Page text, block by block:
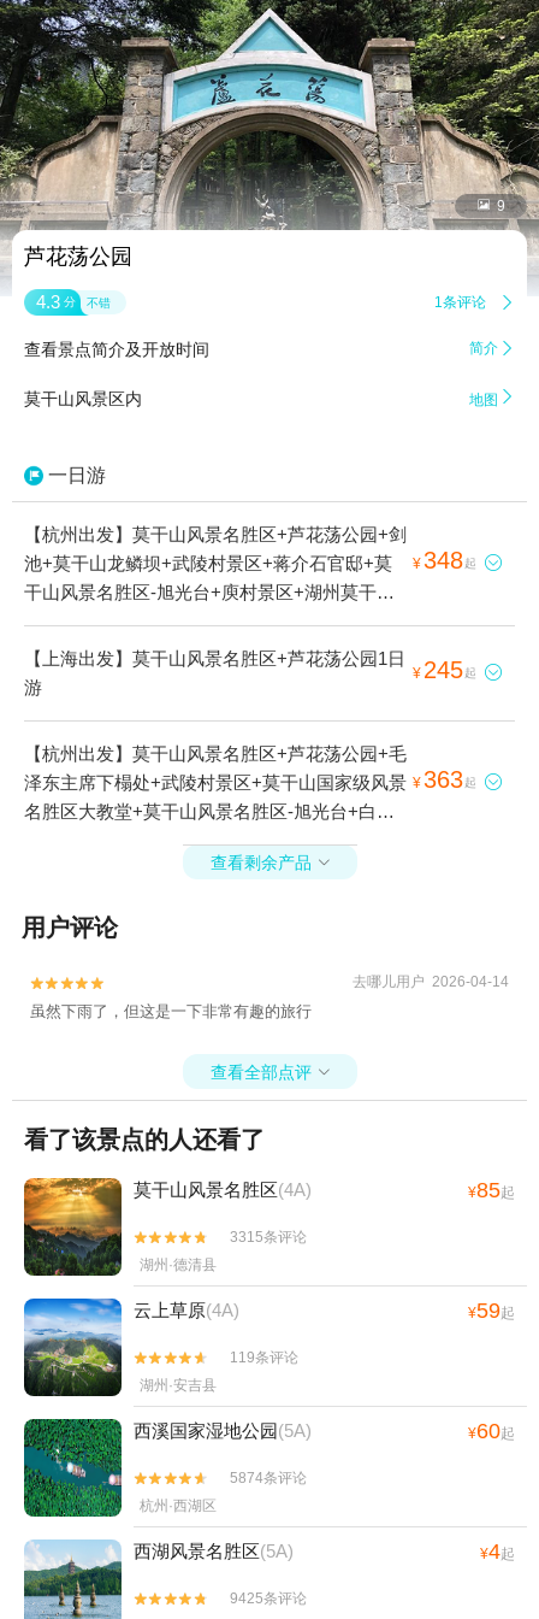
 9
芦花荡公园
4.3 分 不错 1条评论 
查看景点简介及开放时间 简介 
莫干山风景区内 地图 
一日游
【杭州出发】莫干山风景名胜区+芦花荡公园+剑
池+莫干山龙鳞坝+武陵村景区+蒋介石官邸+莫
干山风景名胜区-旭光台+庾村景区+湖州莫干山
别墅(分店)1日游
¥348起 
【上海出发】莫干山风景名胜区+芦花荡公园1日
游
¥ 245起 
【杭州出发】莫干山风景名胜区+芦花荡公园+毛
泽东主席下榻处+武陵村景区+莫干山国家级风景
名胜区大教堂+莫干山风景名胜区-旭光台+白云
山馆+庾村景区1日游
¥363起 
查看剩余产品 
用户评论

 去哪儿用户 2026-04-14
虽然下雨了，但这是一下非常有趣的旅行
查看全部点评 
看了该景点的人还看了
莫干山风景名胜区(4A) ¥85起


3315条评论
湖州·德清县
云上草原(4A) ¥59起


119条评论
湖州·安吉县
西溪国家湿地公园(5A) ¥60起


5874条评论
杭州·西湖区
西湖风景名胜区(5A) ¥4起


9425条评论